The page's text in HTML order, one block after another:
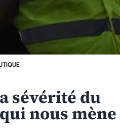
sévérité du
nous